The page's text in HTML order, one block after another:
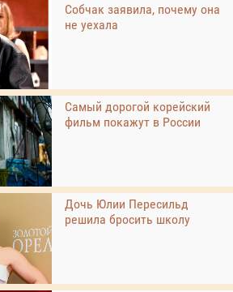
Собчак заявила, почему она
не уехала
Самый дорогой корейский
фильм покажут в России
Дочь Юлии Пересильд
решила бросить школу